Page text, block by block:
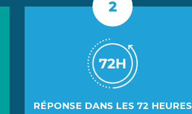
RÉPONSE DANS LES 72 HEURES